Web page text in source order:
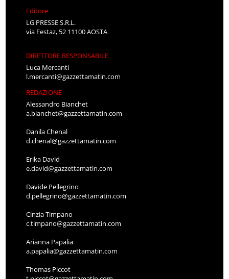
Editore
LG PRESSE S.R.L.
via Festaz, 52 11100 AOSTA
DIRETTORE RESPONSABILE
Luca Mercanti
l.mercanti@gazzettamatin.com
REDAZIONE
Alessandro Bianchet
a.bianchet@gazzettamatin.com
Danila Chenal
d.chenal@gazzettamatin.com
Erika David
e.david@gazzettamatin.com
Davide Pellegrino
d.pellegrino@gazzettamatin.com
Cinzia Timpano
c.timpano@gazzettamatin.com
Arianna Papalia
a.papalia@gazzettamatin.com
Thomas Piccot